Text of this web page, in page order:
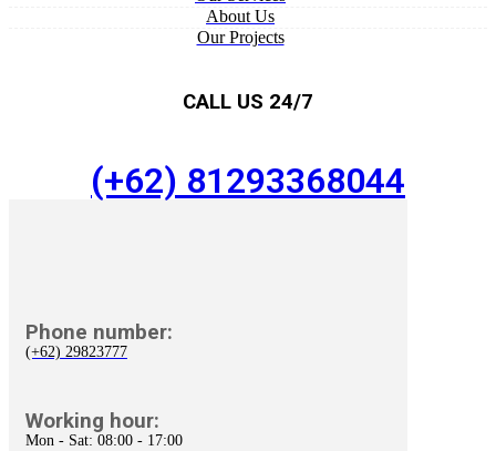
About Us
Our Projects
CALL US 24/7
(+62) 81293368044
Phone number:
(+62) 29823777
Working hour:
Mon - Sat: 08:00 - 17:00